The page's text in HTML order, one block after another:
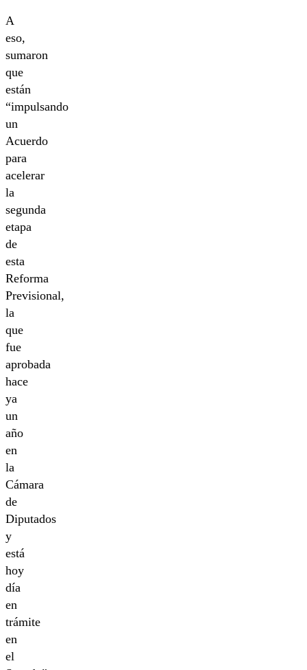
A
eso,
sumaron
que
están
“impulsando
un
Acuerdo
para
acelerar
la
segunda
etapa
de
esta
Reforma
Previsional,
la
que
fue
aprobada
hace
ya
un
año
en
la
Cámara
de
Diputados
y
está
hoy
día
en
trámite
en
el